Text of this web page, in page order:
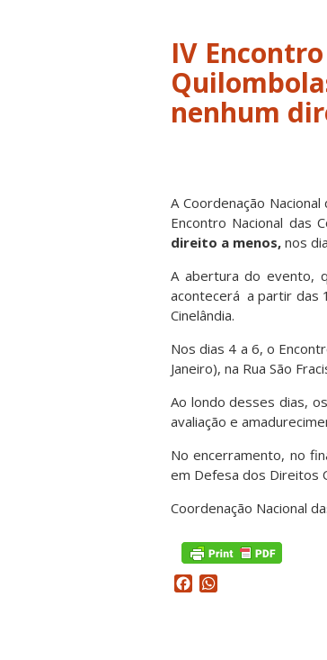
IV
nenhum
A Coordenação
Encontro Nacional das
direito a menos, nos
A abertura do evento,
acontecerá a partir das
Cinelândia.
Nos dias 4 a 6, o
Janeiro), na Rua São
Ao londo desses dias,
avaliação e
No encerramento, no
em Defesa dos Direitos
Coordenação Nacional
Facebook